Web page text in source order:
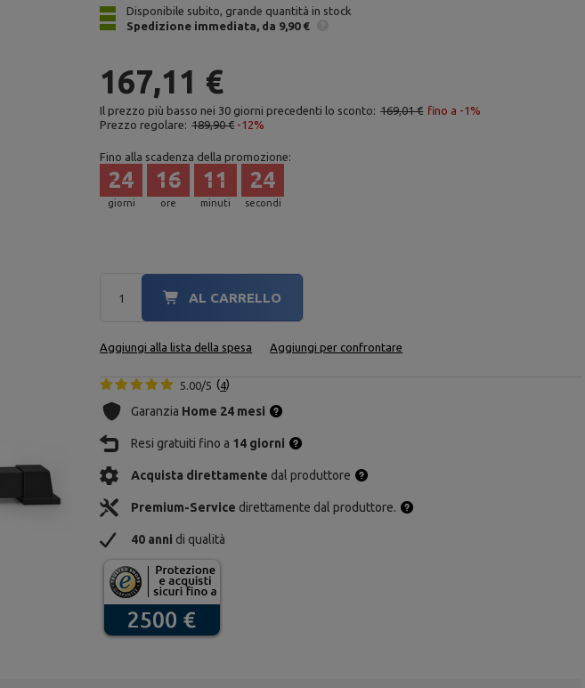
Disponibile subito, grande quantità in stock
Spedizione immediata da 9,90 €
167,11 €
Il prezzo più basso nei 30 giorni precedenti lo sconto: 169,01 € fino a -1%
Prezzo regolare: 189,90 € -12%
Fino alla scadenza della promozione:
giorni
24
ore
16
minuti
11
secondi
23
5.00/5 4
AL CARRELLO
Aggiungi alla lista della spesa Aggiungi per confrontare
Garanzia Home 24 mesi
Resi gratuiti fino a 14 giorni
Acquista direttamente dal produttore
Premium-Service direttamente dal produttore.
40 anni di qualità